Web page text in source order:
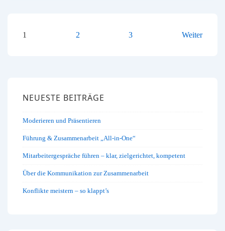
1 2 3 Weiter
NEUESTE BEITRÄGE
Moderieren und Präsentieren
Führung & Zusammenarbeit „All-in-One“
Mitarbeitergespräche führen – klar, zielgerichtet, kompetent
Über die Kommunikation zur Zusammenarbeit
Konflikte meistern – so klappt’s